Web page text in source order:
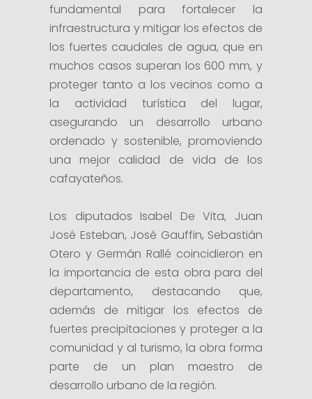
fundamental para fortalecer la
infraestructura y mitigar los efectos de
los fuertes caudales de agua, que en
muchos casos superan los 600 mm, y
proteger tanto a los vecinos como a
la actividad turística del lugar,
asegurando un desarrollo urbano
ordenado y sostenible, promoviendo
una mejor calidad de vida de los
cafayateños.
Los diputados Isabel De Vita, Juan
José Esteban, José Gauffin, Sebastián
Otero y Germán Rallé coincidieron en
la importancia de esta obra para del
departamento, destacando que,
además de mitigar los efectos de
fuertes precipitaciones y proteger a la
comunidad y al turismo, la obra forma
parte de un plan maestro de
desarrollo urbano de la región.